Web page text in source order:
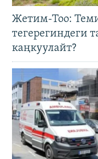
Жетим-Тоо:
тегерегиндеги
каңкуулайт?